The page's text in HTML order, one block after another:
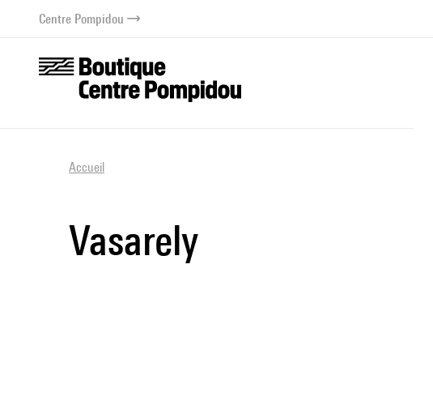
contenuCentre Pompidou
Accueil
Vasarely